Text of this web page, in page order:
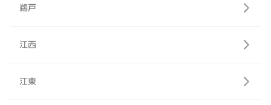
鵜戸
江西
江東